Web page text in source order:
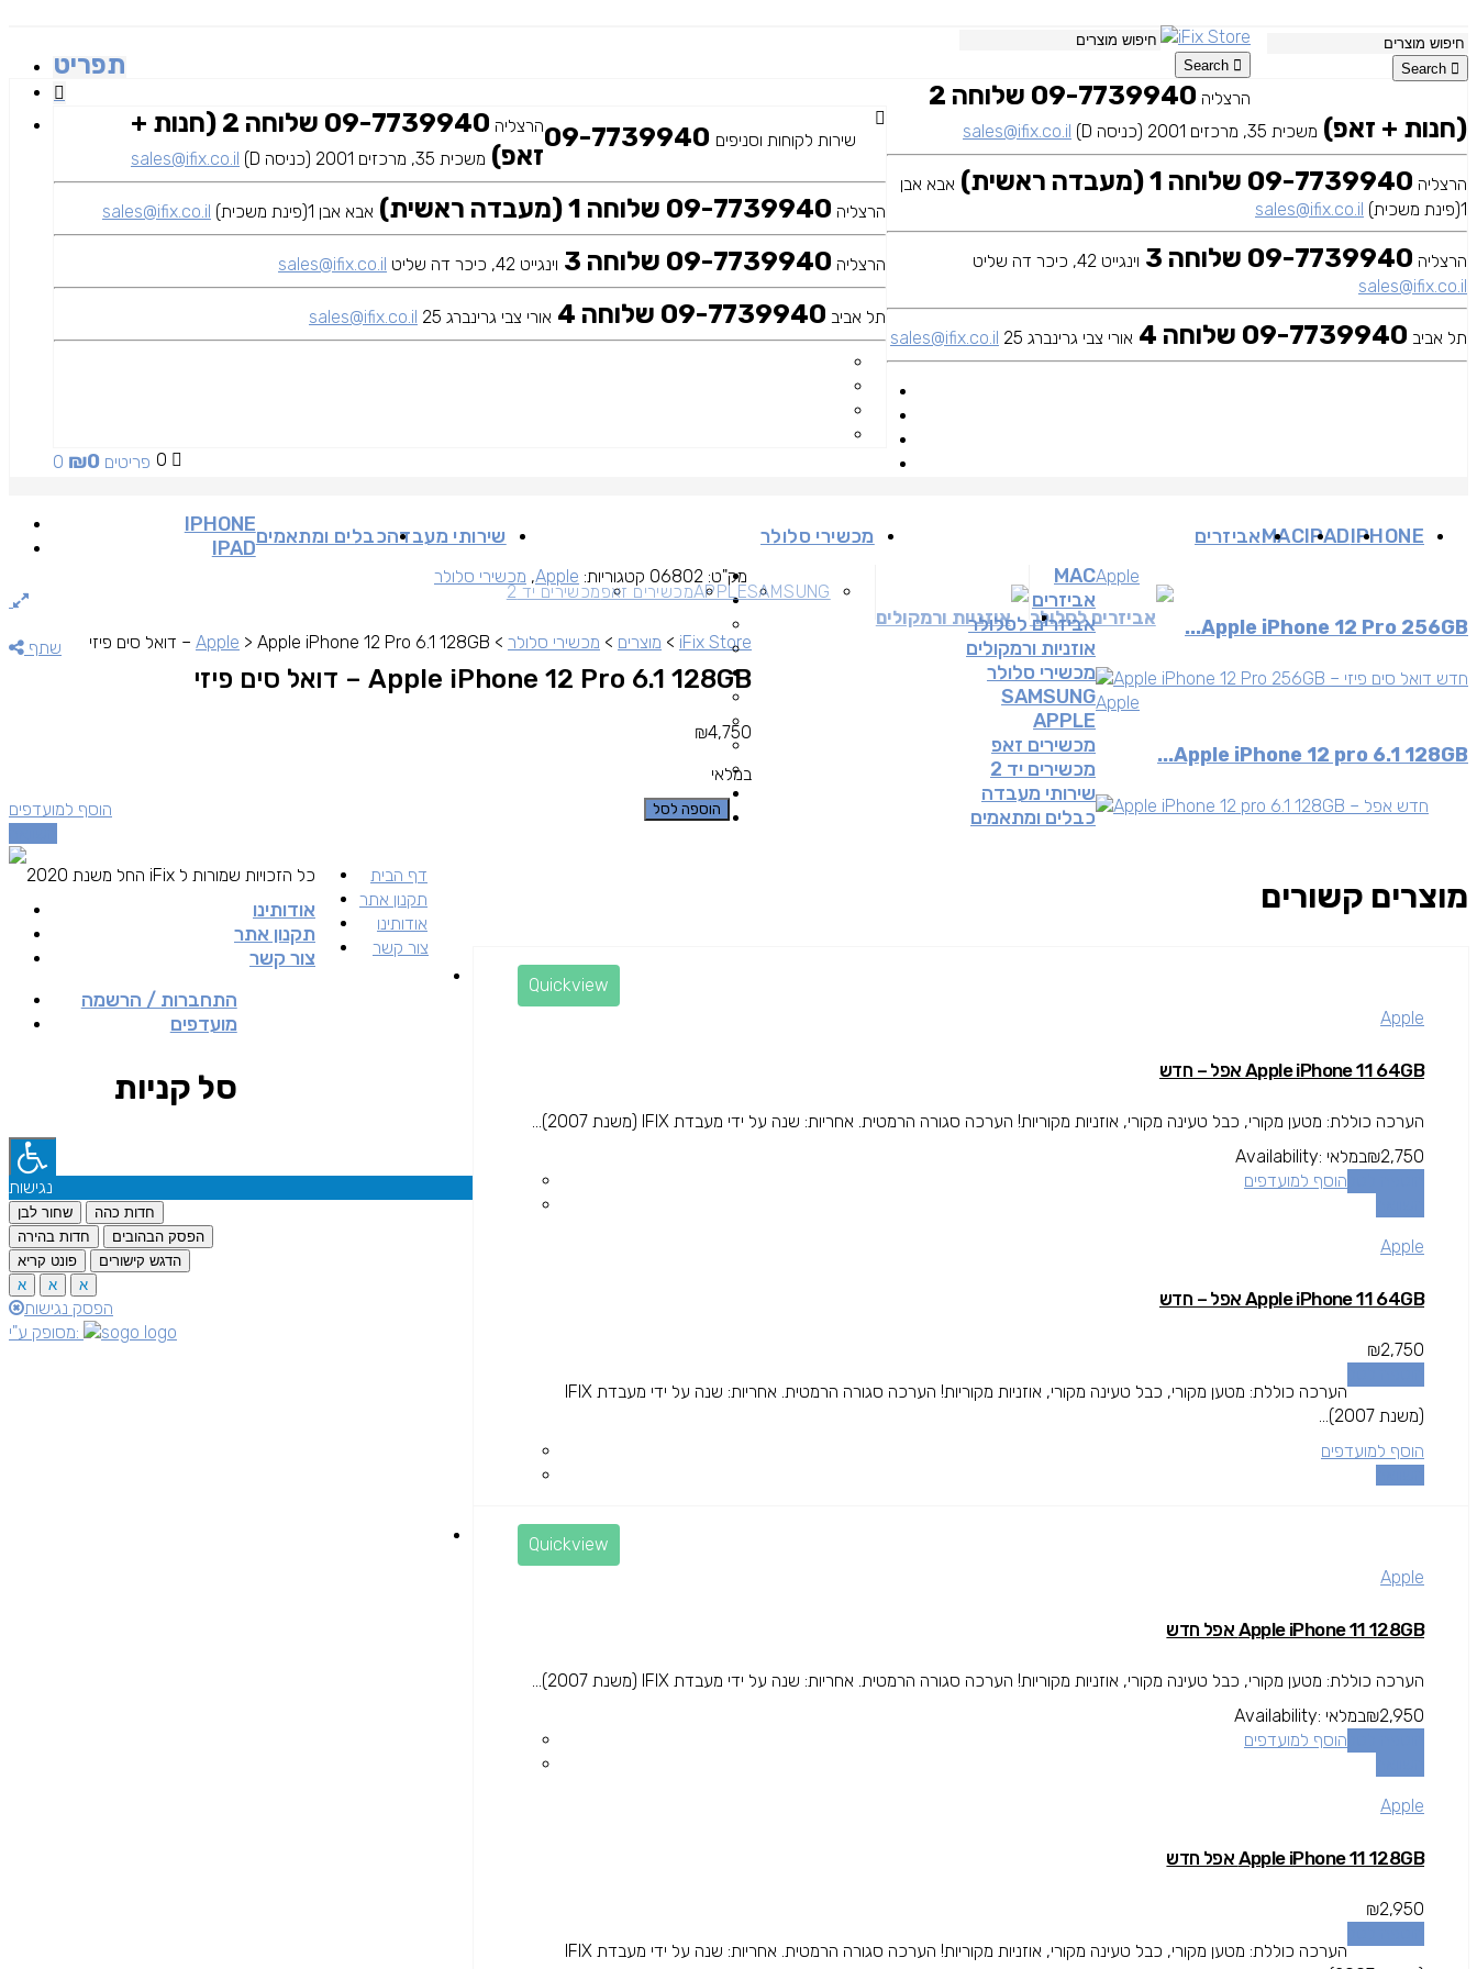
Search תפריט
שירות לקוחות וסניפים
הרצליה
09-7739940 שלוחה 2 (חנות +
זאפ) משכית 35, מרכזים 2001 (כניסה D) sales@ifix.co.il
הרצליה 09-7739940 שלוחה 1 (מעבדה ראשית) אבא אבן 1(פינת משכית) sales@ifix.co.il
הרצליה 09-7739940 שלוחה 3 וינגייט 42, כיכר דה שליט sales@ifix.co.il
תל אביב 09-7739940 שלוחה 4 אורי צבי גרינברג 25 sales@ifix.co.il
0 0 פריטים ₪0
IPHONE
IPAD
MACאביזרים
אביזרים לסלולר אוזניות ורמקולים
מכשירי סלולר
SAMSUNG
APPLEמכשירים זאפמכשירים יד 2
שירותי מעבדהכבלים ומתאמים
שתף iFix Store
> מוצרים > מכשירי סלולר >
Apple > Apple iPhone 12 Pro 6.1 128GB – דואל סים פיזי
Apple iPhone 12 Pro 6.1 128GB – דואל סים פיזי
₪4,750
במלאי
הוספה לסל
הוסף למועדפים
מק"ט: 06802 קטגוריות: Apple
, מכשירי סלולר Apple
Apple iPhone 12 Pro 256GB...
Apple
Apple iPhone 12 pro 6.1 128GB...
מוצרים קשורים
Quickview
Apple
Apple iPhone 11 64GB אפל – חדש
הערכה כוללת: מטען מקורי, כבל טעינה מקורי, אוזניות מקוריות! הערכה סגורה הרמטית. אחריות: שנה על ידי מעבדת IFIX (משנת 2007)...
₪2,750
Availability: במלאי
הוסף למועדפים
Apple
Apple iPhone 11 64GB אפל – חדש
₪2,750
הערכה כוללת: מטען מקורי, כבל טעינה מקורי, אוזניות מקוריות! הערכה סגורה הרמטית. אחריות: שנה על ידי מעבדת IFIX
(משנת 2007)...
הוסף למועדפים
Quickview
Apple
Apple iPhone 11 128GB אפל חדש
הערכה כוללת: מטען מקורי, כבל טעינה מקורי, אוזניות מקוריות! הערכה סגורה הרמטית. אחריות: שנה על ידי מעבדת IFIX (משנת 2007)...
₪2,950
Availability: במלאי
הוסף למועדפים
Apple
Apple iPhone 11 128GB אפל חדש
₪2,950
הערכה כוללת: מטען מקורי, כבל טעינה מקורי, אוזניות מקוריות! הערכה סגורה הרמטית. אחריות: שנה על ידי מעבדת IFIX
דף הבית
תקנון אתר
אודותינו
צור קשר
כל הזכויות שמורות ל iFix החל משנת 2020
Search
הרצליה
09-7739940 שלוחה 2
(חנות + זאפ) משכית 35, מרכזים 2001 (כניסה D) sales@ifix.co.il
הרצליה 09-7739940 שלוחה 1 (מעבדה ראשית)
אבא אבן
1(פינת משכית)
sales@ifix.co.il
הרצליה 09-7739940 שלוחה 3
וינגייט 42, כיכר דה שליט
sales@ifix.co.il
תל אביב 09-7739940 שלוחה 4 אורי צבי גרינברג 25 sales@ifix.co.il
IPHONE
IPAD
MAC
אביזרים
אביזרים לסלולר
אוזניות ורמקולים
מכשירי סלולר
SAMSUNG
APPLE
מכשירים זאפ
מכשירים יד 2
שירותי מעבדה
כבלים ומתאמים
אודותינו
תקנון אתר
צור קשר
התחברות / הרשמה
מועדפים
סל קניות
נגישות
שחור לבן
חדות כהה
חדות בהירה
הפסק הבהובים
פונט קריא
הדגש קישורים
א
א א
הפסק נגישות
מסופק ע"י: